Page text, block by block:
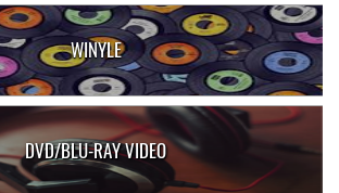
WINYLE
DVD/BLU-RAY VIDEO